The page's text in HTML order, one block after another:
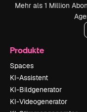
Mehr als 1 Million
Produkte
Spaces
KI-Assistent
KI-Bildgenerator
KI-Videogenerator